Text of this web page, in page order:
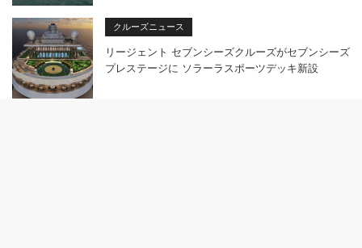
クルーズニュース
リージェント セブンシーズクルーズがセブンシーズ
プレステージに ソラーラスポーツデッキ新設